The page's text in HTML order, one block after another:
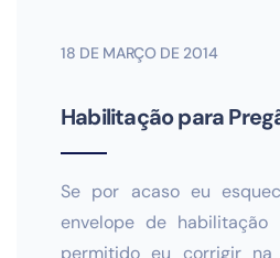
18 DE MARÇO DE 2014
Habilitação para
Se por acaso eu
envelope de
permitido eu corrigir